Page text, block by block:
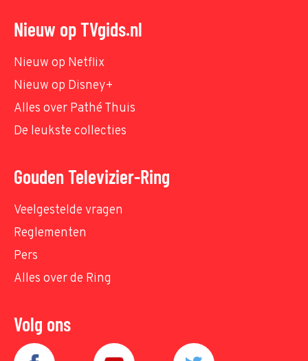
Nieuw op TVgids.nl
Nieuw op Netflix
Nieuw op Disney+
Alles over Pathé Thuis
De leukste collecties
Gouden Televizier-Ring
Veelgestelde vragen
Reglementen
Pers
Alles over de Ring
Volg ons